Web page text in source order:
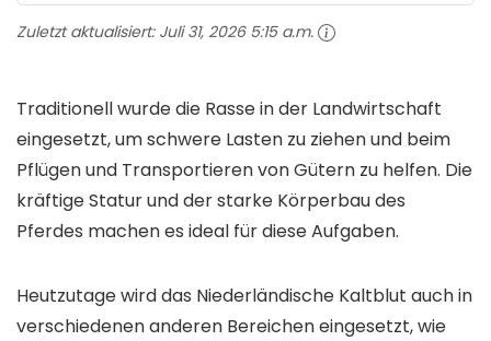
Zuletzt aktualisiert: Juli 31, 2026 5:15 a.m.
Traditionell wurde die Rasse in der Landwirtschaft
eingesetzt, um schwere Lasten zu ziehen und beim
Pflügen und Transportieren von Gütern zu helfen. Die
kräftige Statur und der starke Körperbau des
Pferdes machen es ideal für diese Aufgaben.
Heutzutage wird das Niederländische Kaltblut auch in
verschiedenen anderen Bereichen eingesetzt, wie